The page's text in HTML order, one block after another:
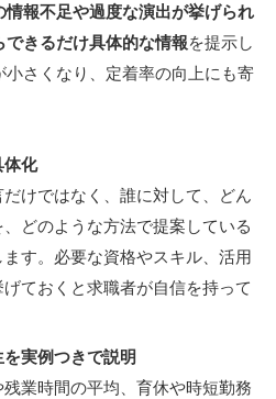
報不足や過度な演出が挙げられ
できるだけ具体的な情報を提示し
さくなり、定着率の向上にも寄
体化
だけではなく、誰に対して、どん
どのような方法で提案している
す。必要な資格やスキル、活用
ておくと求職者が自信を持って
実例つきで説明
業時間の平均、育休や時短勤務